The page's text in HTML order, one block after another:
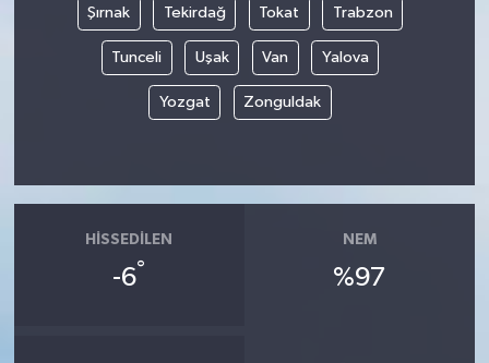
Şırnak Tekirdağ Tokat Trabzon
Tunceli Uşak Van Yalova
Yozgat Zonguldak
HISSEDILEN
-6°
NEM
%97